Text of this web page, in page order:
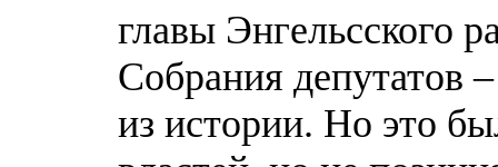
главы Энгельсского
Собрания депутатов
из истории. Но это